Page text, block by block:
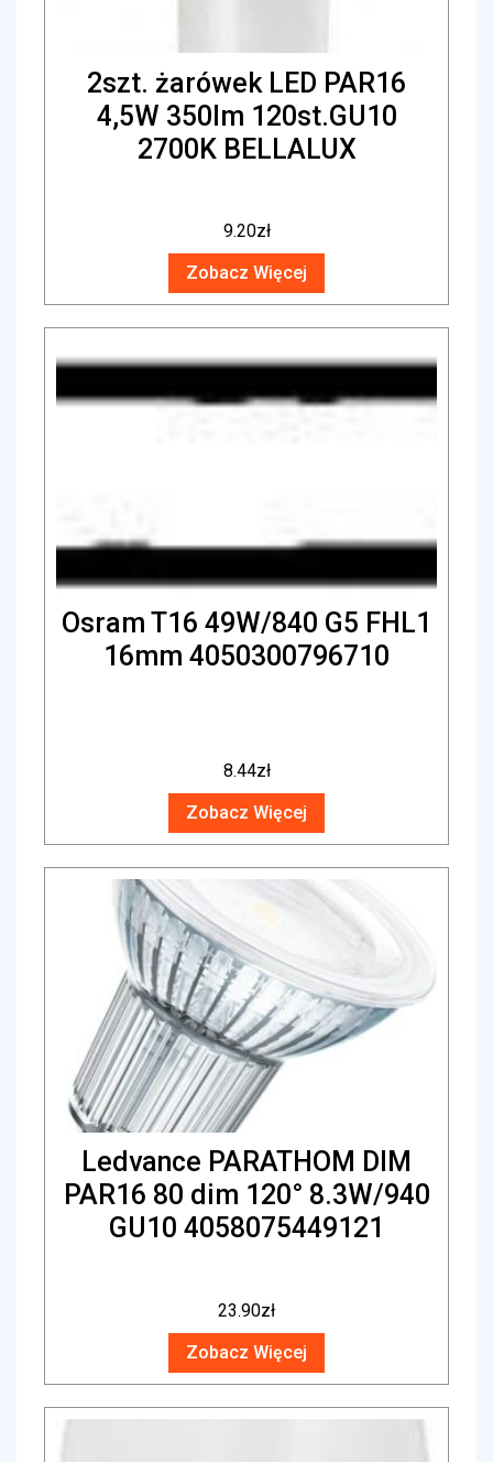
2szt. żarówek LED PAR16
4,5W 350lm 120st.GU10
2700K BELLALUX
9.20zł
Zobacz Więcej
Osram T16 49W/840 G5 FHL1
16mm 4050300796710
8.44zł
Zobacz Więcej
Ledvance PARATHOM DIM
PAR16 80 dim 120° 8.3W/940
GU10 4058075449121
23.90zł
Zobacz Więcej